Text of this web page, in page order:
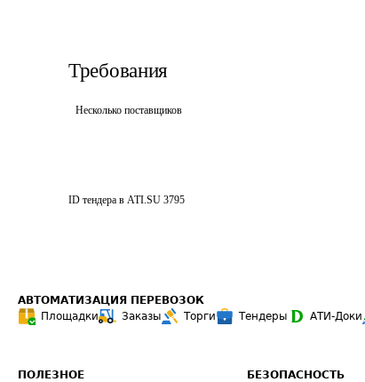
Требования
Несколько поставщиков
ID тендера в ATI.SU 3795
АВТОМАТИЗАЦИЯ ПЕРЕВОЗОК
Площадки
Заказы Торги Тендеры АТИ-Доки
ПОЛЕЗНОЕ БЕЗОПАСНОСТЬ